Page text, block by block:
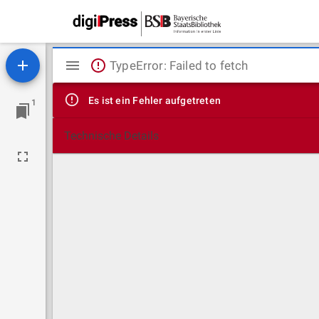
1
Mirador
Viewer
TypeError: Failed to fetch
Es ist ein Fehler aufgetreten
Technische Details